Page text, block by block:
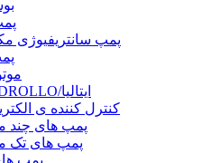
پمپ سانتریفیوژی
پمپ پدرولا/PEDROLLO/ایتالیا
کنترل کننده ی
پمپ های چند
پمپ های تک
پمپ